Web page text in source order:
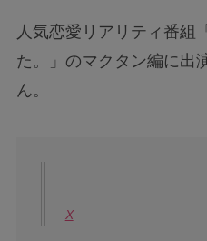
人気恋愛リアリティ番組
た。」のマクタン編に出
ん。
X